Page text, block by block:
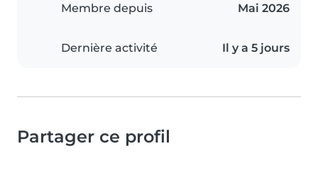
Membre depuis Mai 2026
Dernière activité Il y a 5 jours
Partager ce profil